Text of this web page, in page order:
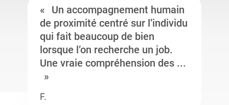
Un accompagnement humain
de proximité centré sur l’individu
qui fait beaucoup de bien
lorsque l’on recherche un job.
Une vraie compréhension des ...
F.